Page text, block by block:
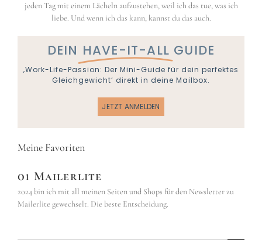
jeden Tag mit einem Lächeln aufzustehen, weil ich das tue, was ich
liebe. Und wenn ich das kann, kannst du das auch.
DEIN HAVE-IT-ALL GUIDE
‚Work-Life-Passion: Der Mini-Guide für dein perfektes
Gleichgewicht‘ direkt in deine Mailbox.
JETZT ANMELDEN
Meine Favoriten
01 Mailerlite
2024 bin ich mit all meinen Seiten und Shops für den Newsletter zu
Mailerlite gewechselt. Die beste Entscheidung.